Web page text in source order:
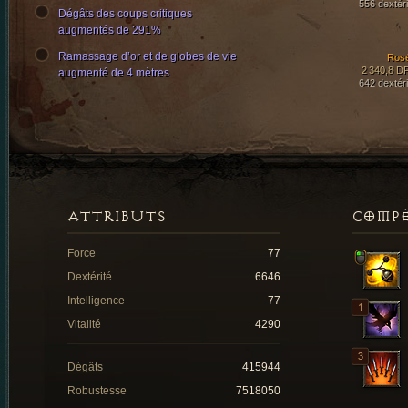
556
2 340,8
642
Dégâts des coups critiques
augmentés de 291%
Ramassage d’or et de globes de vie
augmenté de 4 mètres
ATTRIBUTS
Force
77
Dextérité
6646
Intelligence
77
Vitalité
4290
Dégâts
415944
Robustesse
7518050